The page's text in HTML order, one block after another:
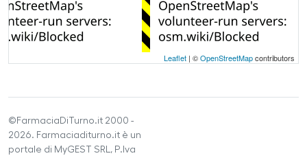
Leaflet | ©OpenStreetMapcontributors
©FarmaciaDiTurno.it 2000 -
2026. Farmaciaditurno.it è un
portale di MyGEST SRL, P.Iva